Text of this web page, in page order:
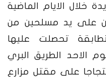
خلال الايام الماضية
على يد مسلحين من
تحصلت عليها
الاحد الطريق البري
على مقتل مزارع